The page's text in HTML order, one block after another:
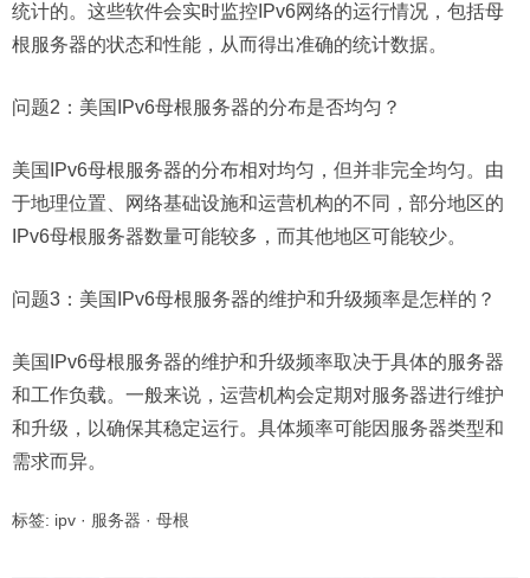
统计的。这些软件会实时监控IPv6网络的运行情况，包括母
根服务器的状态和性能，从而得出准确的统计数据。
问题2： 美国IPv6母根服务器的分布是否均匀？
美国IPv6母根服务器的分布相对均匀，但并非完全均匀。由
于地理位置、网络基础设施和运营机构的不同，部分地区的
IPv6母根服务器数量可能较多，而其他地区可能较少。
问题3： 美国IPv6母根服务器的维护和升级频率是怎样的？
美国IPv6母根服务器的维护和升级频率取决于具体的服务器
和工作负载。一般来说，运营机构会定期对服务器进行维护
和升级，以确保其稳定运行。具体频率可能因服务器类型和
需求而异。
标签: ipv · 服务器 · 母根